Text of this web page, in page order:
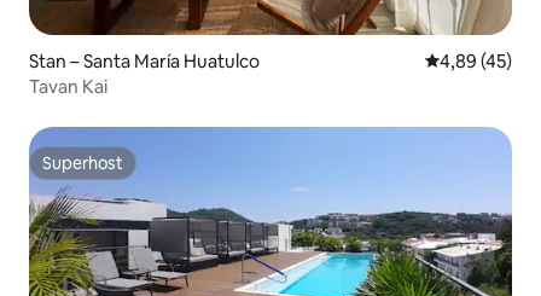
Stan – Santa María Huatulco Prosječna
4,89 (45)
Tavan Kai
Superhost
Superhost